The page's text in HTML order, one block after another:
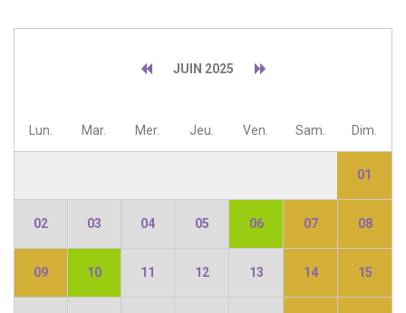
JUIN 2025
Lun. Mar. Mer. Jeu. Ven. Sam. Dim.
01
02 03 04 05 06 07 08
09 10 11 12 13 14 15